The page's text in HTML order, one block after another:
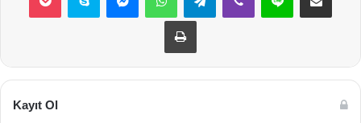
Yazdır
Kayıt Ol